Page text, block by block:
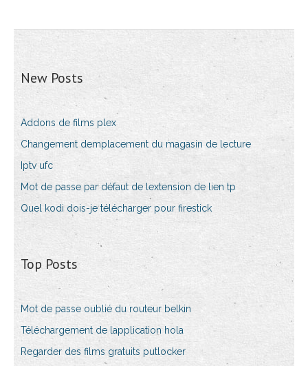
New Posts
Addons de films plex
Changement demplacement du magasin de lecture
Iptv ufc
Mot de passe par défaut de lextension de lien tp
Quel kodi dois-je télécharger pour firestick
Top Posts
Mot de passe oublié du routeur belkin
Téléchargement de lapplication hola
Regarder des films gratuits putlocker